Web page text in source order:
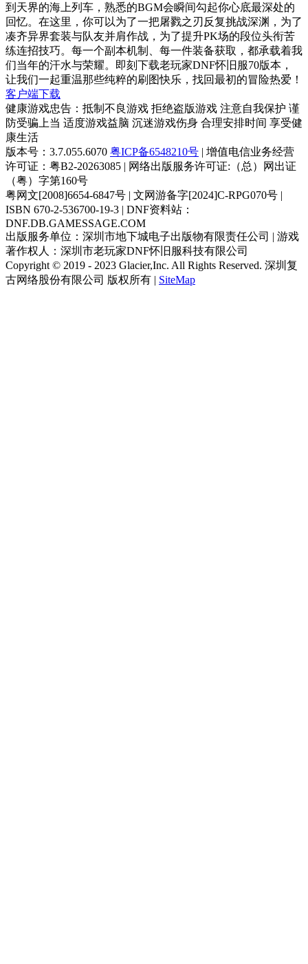
到天界的海上列车，熟悉的BGM会瞬间勾起你心底最深处的
回忆。在这里，你可以为了一把屠戮之刃反复挑战深渊，为了
凑齐异界套装与队友并肩作战，为了提升PK场的段位头衔苦
练连招技巧。每一个副本机制、每一件装备获取，都承载着我
们当年的汗水与荣耀。即刻下载老玩家DNF怀旧服70版本，
让我们一起重温那些纯粹的刷图快乐，找回最初的冒险热爱！
客户端下载
健康游戏忠告：抵制不良游戏 拒绝盗版游戏 注意自我保护 谨
防受骗上当 适度游戏益脑 沉迷游戏伤身 合理安排时间 享受健
康生活
版本号：3.7.055.6070 粤ICP备6548210号 | 增值电信业务经营
许可证：粤B2-20263085 | 网络出版服务许可证:（总）网出证
（粤）字第160号
粤网文[2008]6654-6847号 | 文网游备字[2024]C-RPG070号 |
ISBN 670-2-536700-19-3 | DNF资料站：
DNF.DB.GAMESSAGE.COM
出版服务单位：深圳市地下城电子出版物有限责任公司 | 游戏
著作权人：深圳市老玩家DNF怀旧服科技有限公司
Copyright © 2019 - 2023 Glacier,Inc. All Rights Reserved. 深圳复
古网络股份有限公司 版权所有 | SiteMap